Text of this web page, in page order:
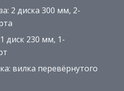
2 диска 300 мм, 2-
диск 230 мм, 1-
вилка перевёрнутого